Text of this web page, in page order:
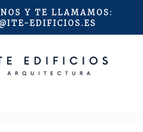
Y TE LLAMAMOS:
EDIFICIOS.ES